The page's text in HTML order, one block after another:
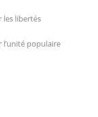
libertés
populaire